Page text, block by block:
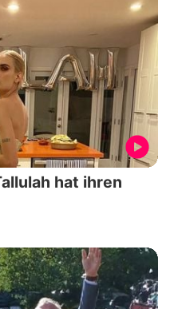
hat ihren